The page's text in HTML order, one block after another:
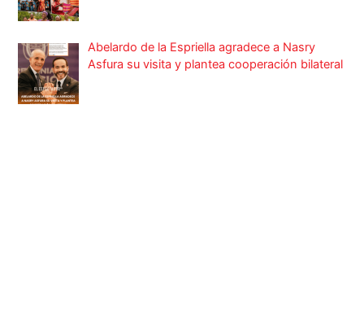
Abelardo de la Espriella agradece a Nasry
Asfura su visita y plantea cooperación bilateral